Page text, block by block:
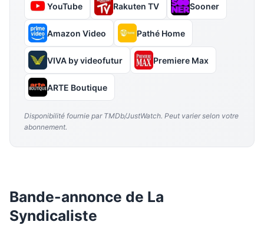
YouTube Rakuten TV Sooner
Amazon Video Pathé Home
VIVA by videofutur Premiere Max
ARTE Boutique
Disponibilité fournie par TMDb/JustWatch. Peut varier selon votre
abonnement.
Bande-annonce de La
Syndicaliste